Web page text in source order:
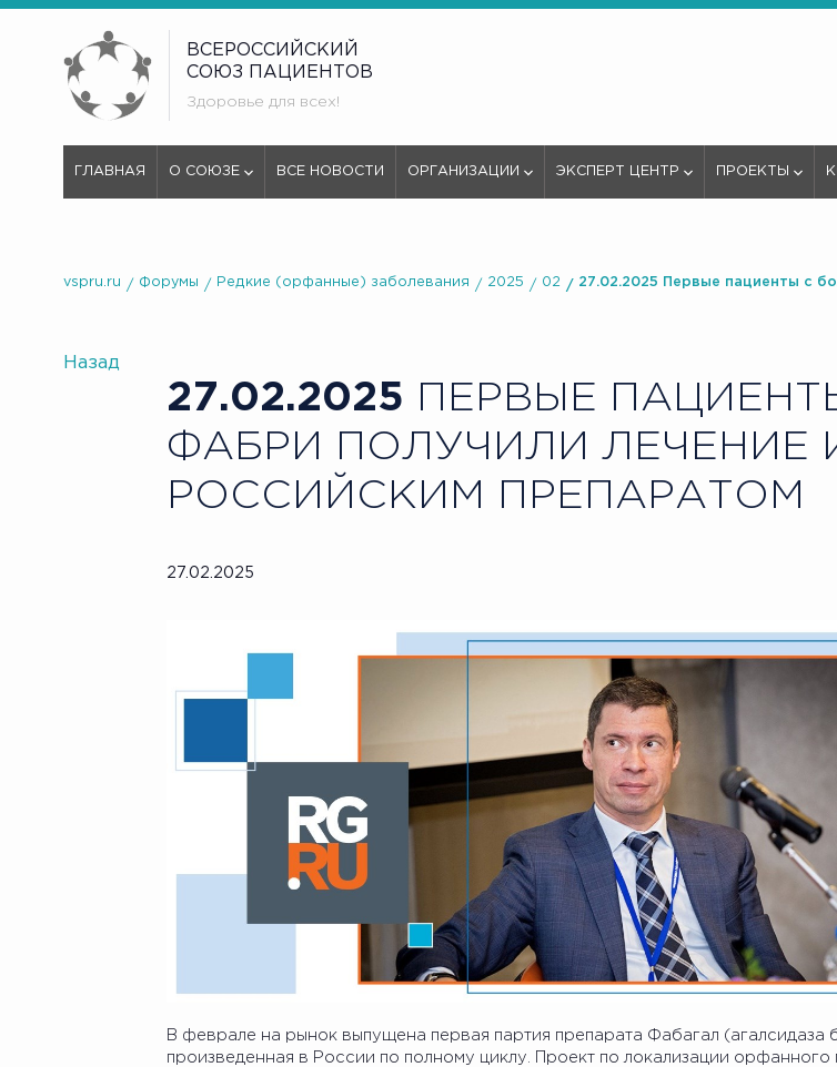
ВСЕРОССИЙСКИЙ
СОЮЗ ПАЦИЕНТОВ
Здоровье для всех!
ГЛАВНАЯ О СОЮЗЕ ВСЕ НОВОСТИ ОРГАНИЗАЦИИ ЭКСПЕРТ ЦЕНТР ПРОЕКТЫ
vspru.ru Форумы Редкие (орфанные) заболевания 2025 02 27.02.2025 Первые пациенты с
Назад
27.02.2025 ПЕРВЫЕ
ФАБРИ ПОЛУЧИЛИ
РОССИЙСКИМ ПРЕПАРАТОМ
27.02.2025
В феврале на рынок выпущена первая партия препарата Фабагал (агалсидаза
произведенная в России по полному циклу. Проект по локализации орфанного